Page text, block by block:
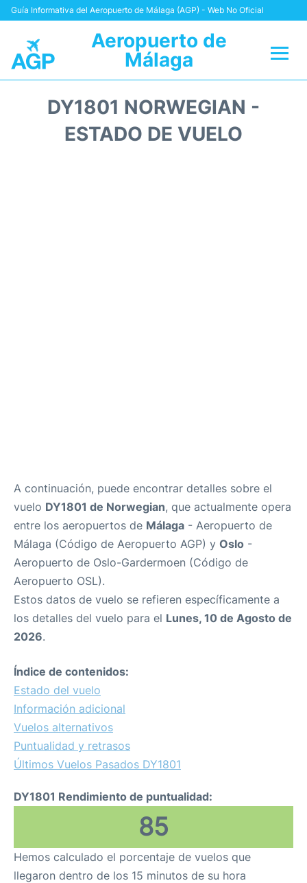
Guía Informativa del Aeropuerto de Málaga (AGP) - Web No Oficial
Aeropuerto de
Málaga
DY1801 NORWEGIAN -
ESTADO DE VUELO
A continuación, puede encontrar detalles sobre el
vuelo DY1801 de Norwegian, que actualmente opera
entre los aeropuertos de Málaga - Aeropuerto de
Málaga (Código de Aeropuerto AGP) y Oslo -
Aeropuerto de Oslo-Gardermoen (Código de
Aeropuerto OSL).
Estos datos de vuelo se refieren específicamente a
los detalles del vuelo para el Lunes, 10 de Agosto de
2026.
Índice de contenidos:
Estado del vuelo
Información adicional
Vuelos alternativos
Puntualidad y retrasos
Últimos Vuelos Pasados DY1801
DY1801 Rendimiento de puntualidad:
85
Hemos calculado el porcentaje de vuelos que
llegaron dentro de los 15 minutos de su hora